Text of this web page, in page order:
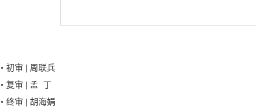
• 初审 | 周联兵
• 复审 | 孟 丁
• 终审 | 胡海娟